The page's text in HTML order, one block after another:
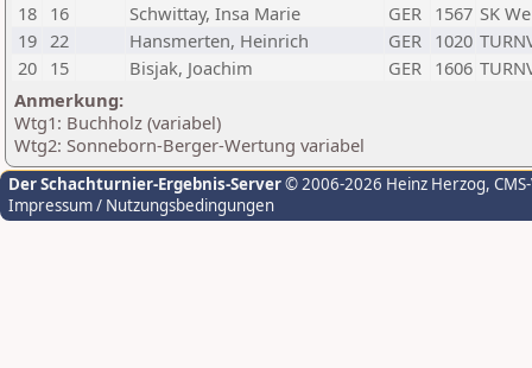
18 16 Schwittay, Insa Marie GER 1567 SK
19 22 Hansmerten, Heinrich GER 1020
20 15 Bisjak, Joachim GER 1606
Anmerkung:
Wtg1: Buchholz (variabel)
Wtg2: Sonneborn-Berger-Wertung variabel
Der Schachturnier-Ergebnis-Server© 2006-2026 Heinz Herzog,
Impressum / Nutzungsbedingungen